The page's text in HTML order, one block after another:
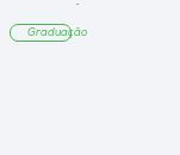
Graduação